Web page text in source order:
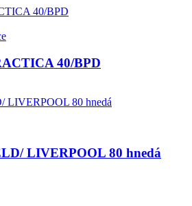
40/BPD
LIVERPOOL 80 hnedá